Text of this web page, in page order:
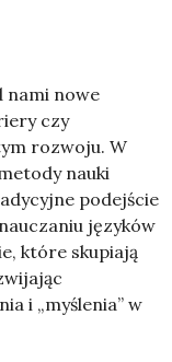
nami nowe
czy
rozwoju. W
nauki
podejście
języków
które skupiają
i „myślenia” w